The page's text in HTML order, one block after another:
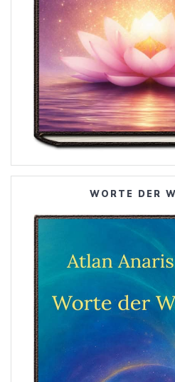
WORTE DER